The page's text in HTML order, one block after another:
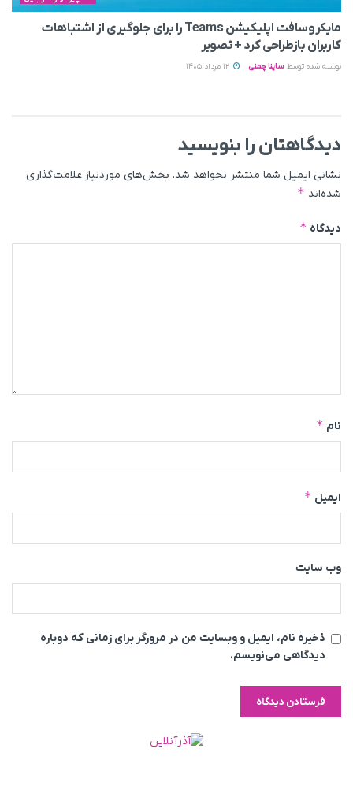
مایکروسافت اپلیکیشن Teams را برای جلوگیری از اشتباهات
کاربران بازطراحی کرد + تصویر
نوشته شده توسط ساینا چمنی
دیدگاهتان را بنویسید
نشانی ایمیل شما منتشر نخواهد شد. بخش‌های موردنیاز علامت‌گذاری
شده‌اند *
دیدگاه *
نام *
ایمیل *
وب‌ سایت
ذخیره نام، ایمیل و وبسایت من در مرورگر برای زمانی که دوباره
دیدگاهی می‌نویسم.